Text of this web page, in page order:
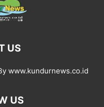
US
www.kundurnews.co.id
US